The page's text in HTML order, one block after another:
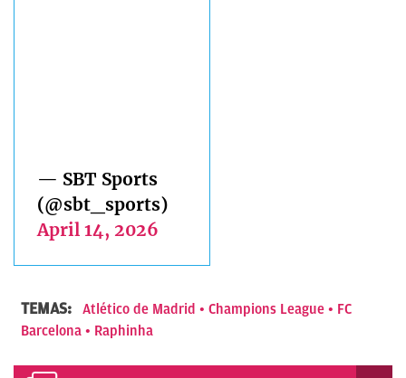
— SBT Sports
(@sbt_sports)
April 14, 2026
TEMAS: Atlético de Madrid Champions League
FC
Barcelona
Raphinha